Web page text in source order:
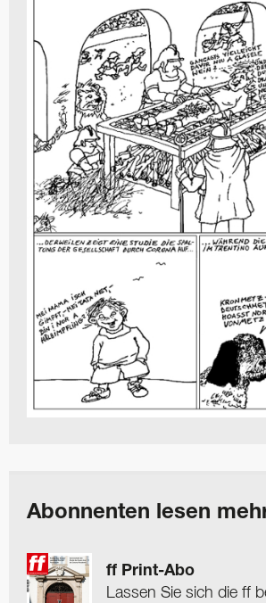
Abonnenten lesen
ff Print-Abo
Lassen Sie sich die ff